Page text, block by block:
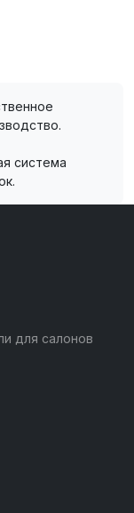
система
для салонов